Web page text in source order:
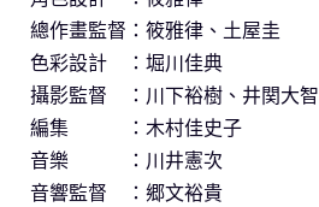
總作畫監督：筱雅律、土屋圭
色彩設計 ：堀川佳典
攝影監督 ：川下裕樹、井関大智
編集 ：木村佳史子
音樂 ：川井憲次
音響監督 ：郷文裕貴